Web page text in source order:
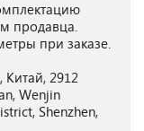
продавца.
при заказе.
Китай, 2912
Wenjin
Shenzhen,